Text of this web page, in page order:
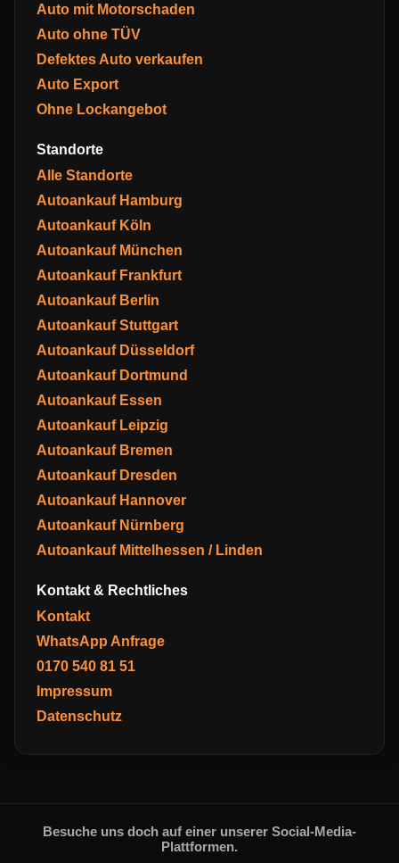
Auto mit Motorschaden
Auto ohne TÜV
Defektes Auto verkaufen
Auto Export
Ohne Lockangebot
Standorte
Alle Standorte
Autoankauf Hamburg
Autoankauf Köln
Autoankauf München
Autoankauf Frankfurt
Autoankauf Berlin
Autoankauf Stuttgart
Autoankauf Düsseldorf
Autoankauf Dortmund
Autoankauf Essen
Autoankauf Leipzig
Autoankauf Bremen
Autoankauf Dresden
Autoankauf Hannover
Autoankauf Nürnberg
Autoankauf Mittelhessen / Linden
Kontakt & Rechtliches
Kontakt
WhatsApp Anfrage
0170 540 81 51
Impressum
Datenschutz
Besuche uns doch auf einer unserer Social-Media-
Plattformen.